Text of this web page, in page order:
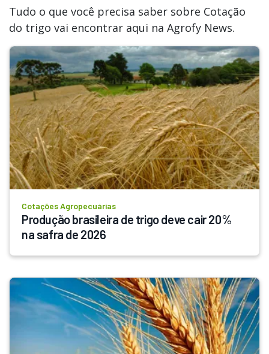
Tudo o que você precisa saber sobre Cotação
do trigo vai encontrar aqui na Agrofy News.
Cotações Agropecuárias
Produção brasileira de trigo deve cair 20%
na safra de 2026